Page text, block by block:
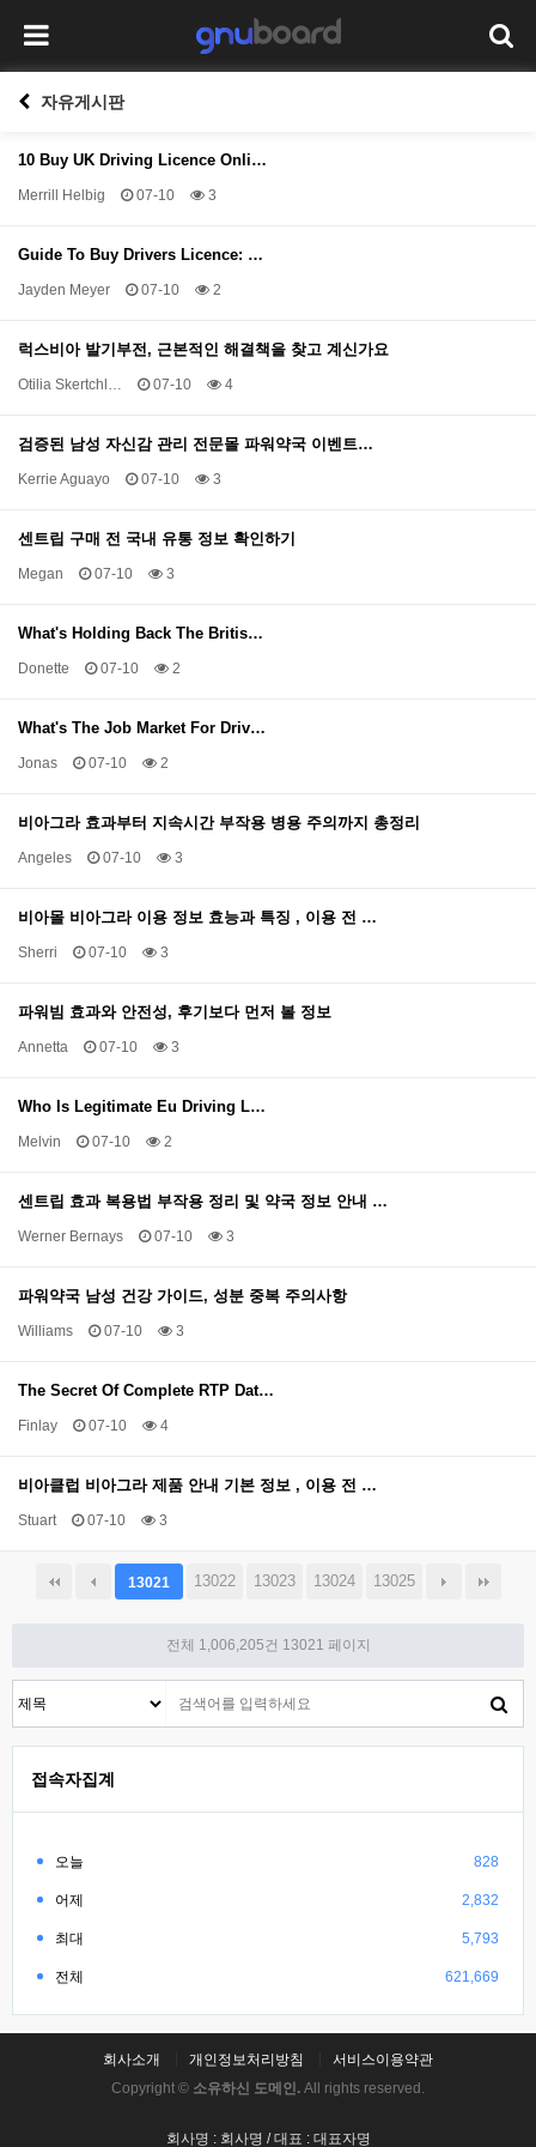
자유게시판
10 Buy UK Driving Licence Onli…
Merrill Helbig 07-10 3
Guide To Buy Drivers Licence: …
Jayden Meyer 07-10 2
럭스비아 발기부전, 근본적인 해결책을 찾고 계신가요
Otilia Skertchl… 07-10 4
검증된 남성 자신감 관리 전문몰 파워약국 이벤트…
Kerrie Aguayo 07-10 3
센트립 구매 전 국내 유통 정보 확인하기
Megan 07-10 3
What's Holding Back The Britis…
Donette 07-10 2
What's The Job Market For Driv…
Jonas 07-10 2
비아그라 효과부터 지속시간 부작용 병용 주의까지 총정리
Angeles 07-10 3
비아몰 비아그라 이용 정보 효능과 특징 , 이용 전 …
Sherri 07-10 3
파워빔 효과와 안전성, 후기보다 먼저 볼 정보
Annetta 07-10 3
Who Is Legitimate Eu Driving L…
Melvin 07-10 2
센트립 효과 복용법 부작용 정리 및 약국 정보 안내 …
Werner Bernays 07-10 3
파워약국 남성 건강 가이드, 성분 중복 주의사항
Williams 07-10 3
The Secret Of Complete RTP Dat…
Finlay 07-10 4
비아클럽 비아그라 제품 안내 기본 정보 , 이용 전 …
Stuart 07-10 3
13021 13022 13023 13024 13025
전체 1,006,205건 13021 페이지
접속자집계
오늘 828
어제 2,832
최대 5,793
전체 621,669
회사소개 개인정보처리방침
서비스이용약관
Copyright © 소유하신 도메인. All rights reserved.
회사명 : 회사명 / 대표 : 대표자명